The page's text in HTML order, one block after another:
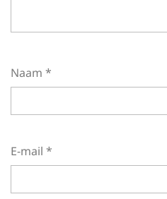
Naam *
E-mail *